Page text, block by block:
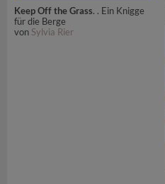
Keep Off the Grass. . Ein Knigge
für die Berge
von Sylvia Rier